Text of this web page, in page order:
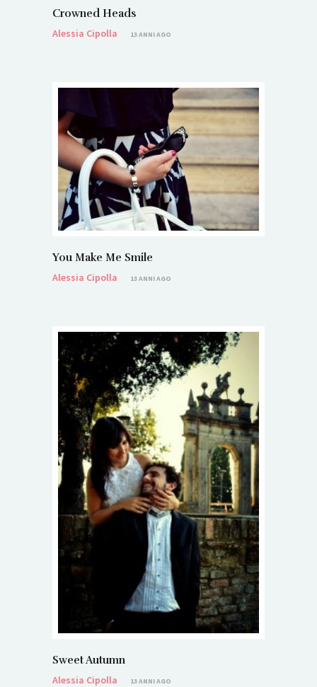
Crowned Heads
Alessia Cipolla
13 ANNI AGO
You Make Me Smile
Alessia Cipolla
13 ANNI AGO
Sweet Autumn
Alessia Cipolla
13 ANNI AGO